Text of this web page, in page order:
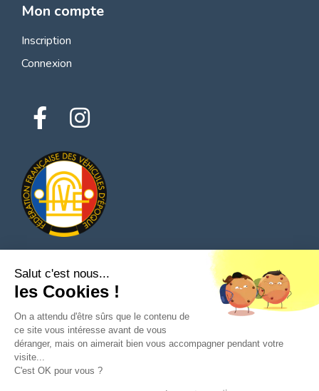
Mon compte
Inscription
Connexion
© 2026 Tous droits réservés - Classic Parts Finder
Politique de confidentialités
Conditions générales d'utilisation
Mentions légales
Salut c'est nous...
les Cookies !
On a attendu d'être sûrs que le contenu de
ce site vous intéresse avant de vous
déranger, mais on aimerait bien vous accompagner pendant votre
visite...
C'est OK pour vous ?